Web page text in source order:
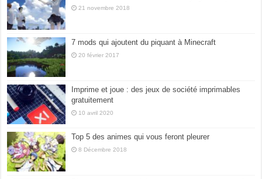
21 novembre 2018
7 mods qui ajoutent du piquant à Minecraft
20 février 2017
Imprime et joue : des jeux de société imprimables
gratuitement
10 avril 2020
Top 5 des animes qui vous feront pleurer
8 Décembre 2018